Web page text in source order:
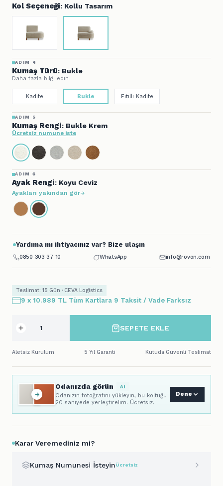
Kol Seçeneği: Kollu Tasarım
ADIM 4
Kumaş Türü: Bukle
Daha fazla bilgi edin
Kadife Bukle Fitilli Kadife
ADIM 5
Kumaş Rengi: Bukle Krem
Ücretsiz numune iste
ADIM 6
Ayak Rengi: Koyu Ceviz
Ayakları yakından gör
Yardıma mı ihtiyacınız var? Bize ulaşın
0850 303 37 10 WhatsApp info@rovon.com
Teslimat: 15 Gün · CEVA Logistics
9 x 10.989 TL Tüm Kartlara 9 Taksit / Vade Farksız
SEPETE EKLE
Aletsiz Kurulum 5 Yıl Garanti Kutuda Güvenli Teslimat
Odanızda görün AI
Odanızın fotoğrafını yükleyin, bu koltuğu
20 saniyede yerleştirelim. Ücretsiz.
Dene
Karar Veremediniz mi?
Kumaş Numunesi İsteyinÜcretsiz